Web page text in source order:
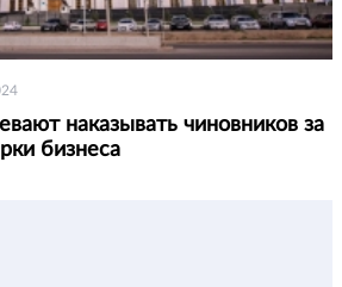
наказывать чиновников за
бизнеса